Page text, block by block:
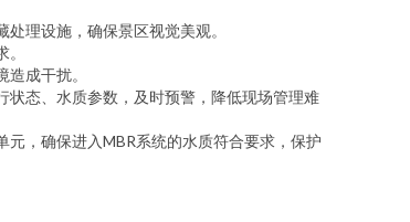
理设施，确保景区视觉美观。
成干扰。
状态、水质参数，及时预警，降低现场管理难
，确保进入MBR系统的水质符合要求，保护